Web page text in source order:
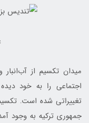
میدان تکسیم از
اجتماعی را به خود
تغییراتی شده است.